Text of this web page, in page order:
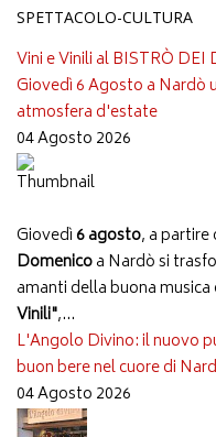
SPETTACOLO-CULTURA
Vini e Vinili al BISTRÒ
Giovedì 6 Agosto a Nardò
atmosfera d'estate
04 Agosto 2026
Giovedì 6 agosto, a partire
Domenicoa Nardò si
amanti della buona
Vinili",...
L'Angolo Divino: il nuovo
buon bere nel cuore di
04 Agosto 2026